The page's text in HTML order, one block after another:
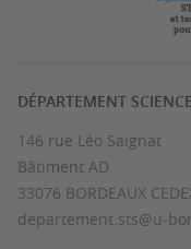
DÉPARTEMENT
146 rue Léo Saignat
Bâtiment AD
33076 BORDEAUX
departement.sts@u-